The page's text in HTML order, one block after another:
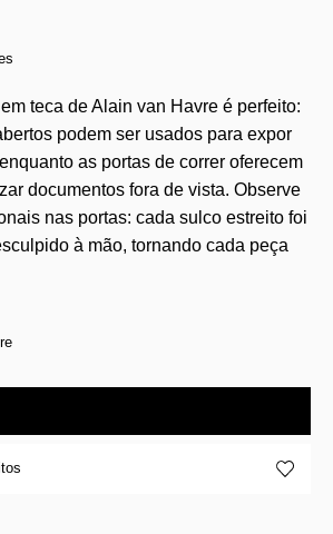
teca de Alain van Havre é perfeito:
podem ser usados para expor
as portas de correr oferecem
documentos fora de vista. Observe
nas portas: cada sulco estreito foi
à mão, tornando cada peça